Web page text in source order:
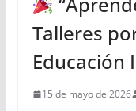
Talleres
Educación
15 de mayo de 2026